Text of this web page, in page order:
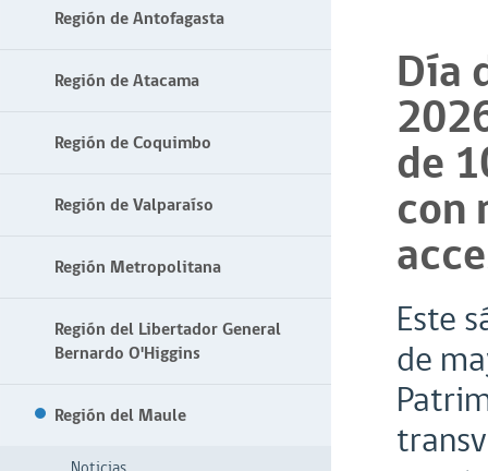
Región de Antofagasta
Región de Atacama
Región de Coquimbo
Región de Valparaíso
Región Metropolitana
Región del Libertador General
Bernardo O'Higgins
Región del Maule
Día
de
con
Este
de